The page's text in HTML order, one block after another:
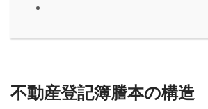
不動産登記簿謄本の構造